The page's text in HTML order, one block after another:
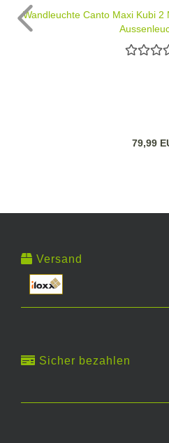
Wandleuchte Canto Maxi Kubi 2
79,99
Versand
Sicher bezahlen